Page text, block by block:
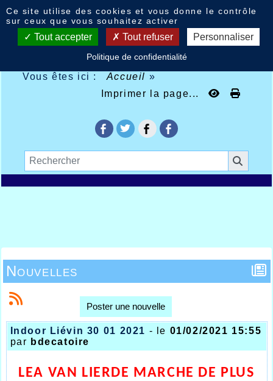
Vous êtes ici : Accueil »
Imprimer la page...
Nouvelles
Poster une nouvelle
Indoor Liévin 30 01 2021 - le 01/02/2021 15:55
par bdecatoire
LEA VAN LIERDE MARCHE DE PLUS
Ce site utilise des cookies et vous donne le contrôle
sur ceux que vous souhaitez activer
Tout accepter Tout refuser Personnaliser
Politique de confidentialité